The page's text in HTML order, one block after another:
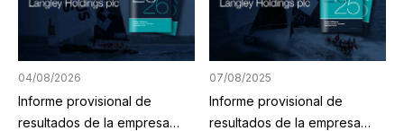
04/08/2026
Informe provisional de
resultados de la empresa
07/08/2025
Informe provisional de
resultados de la empresa